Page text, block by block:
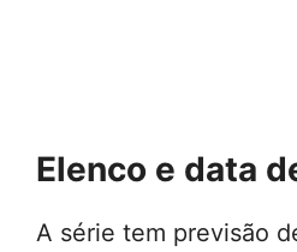
Elenco e data
A série tem previsão